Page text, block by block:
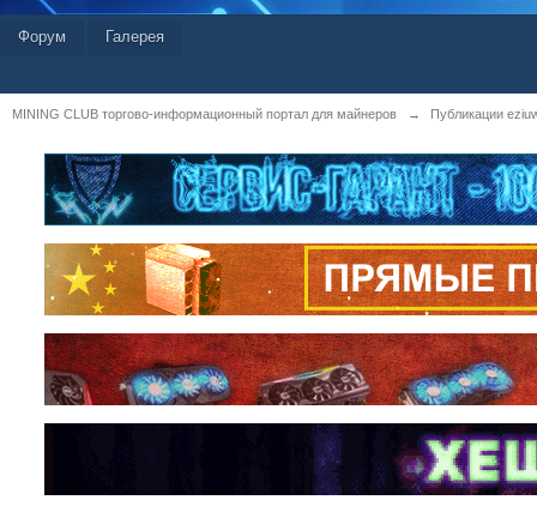
Форум Галерея
MINING CLUB торгово-информационный портал для майнеров → Публикации